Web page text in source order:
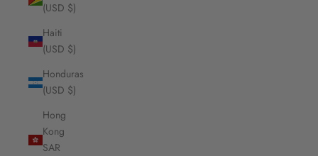
(USD $)
Haiti
(USD $)
Honduras
(USD $)
Hong
Kong
SAR